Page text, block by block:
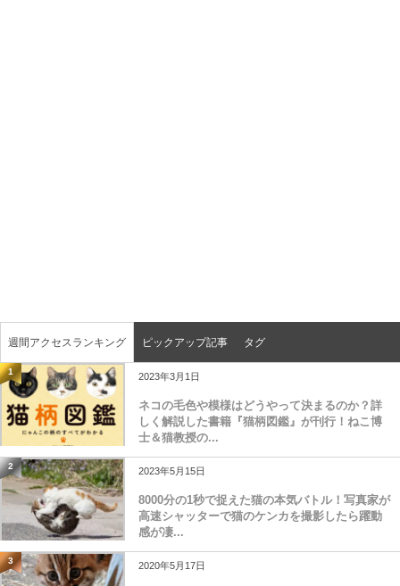
週間アクセスランキング ピックアップ記事 タグ
1 2023年3月1日
ネコの毛色や模様はどうやって決まるのか？詳
しく解説した書籍『猫柄図鑑』が刊行！ねこ博
士＆猫教授の...
2 2023年5月15日
8000分の1秒で捉えた猫の本気バトル！写真家が
高速シャッターで猫のケンカを撮影したら躍動
感が凄...
3 2020年5月17日